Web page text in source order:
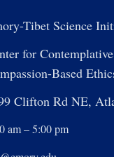
Tibet Science
for
Based
Clifton Rd NE,
am – 5:00 pm